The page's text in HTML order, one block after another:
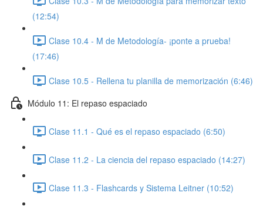
(12:54)
Clase 10.4 - M de Metodología- ¡ponte a prueba!
(17:46)
Clase 10.5 - Rellena tu planilla de memorización (6:46)
Módulo 11: El repaso espaciado
Clase 11.1 - Qué es el repaso espaciado (6:50)
Clase 11.2 - La ciencia del repaso espaciado (14:27)
Clase 11.3 - Flashcards y Sistema Leitner (10:52)